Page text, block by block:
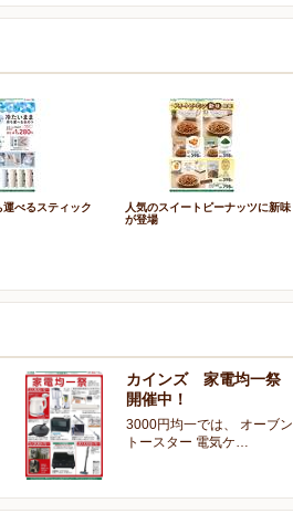
べるスティック
人気のスイートピーナッツに新味
が登場
カインズ 家電均一祭
開催中！
3000円均一では、 オーブン
トースター 電気ケ…